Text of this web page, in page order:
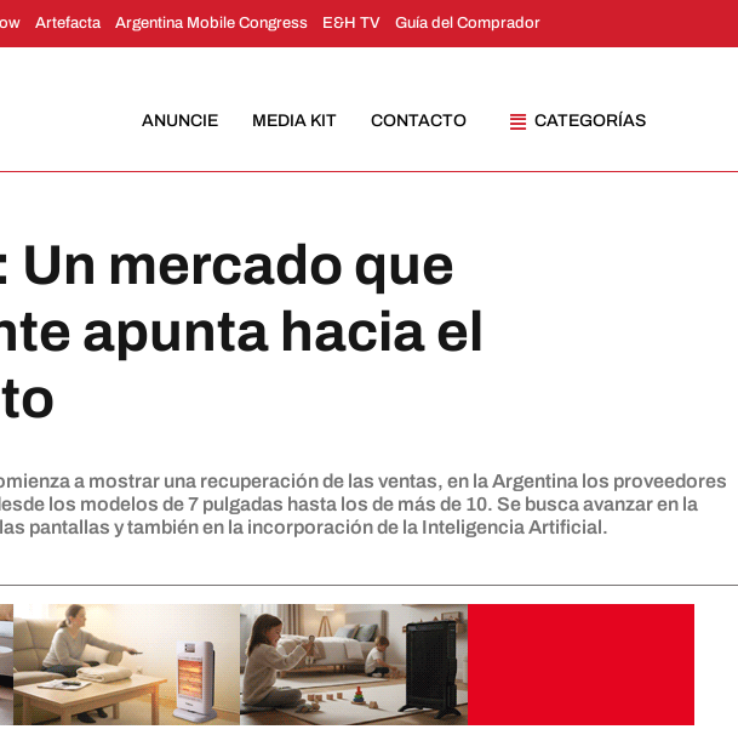
Artefacta Argentina Mobile Congress E&H TV Guía del Comprador
ANUNCIE MEDIA KIT CONTACTO CATEGORÍAS
Un mercado que
apunta hacia el
a mostrar una recuperación de las ventas, en la Argentina los proveedores
los modelos de 7 pulgadas hasta los de más de 10. Se busca avanzar en la
pantallas y también en la incorporación de la Inteligencia Artificial.